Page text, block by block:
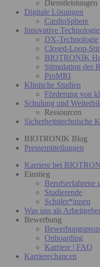
Dienstleistungen
Digitale Lösungen
CardioSphere
Innovative
DX-Technologie
Closed-Loop-
BIOTRONIK
Stimulation des
ProMRI
Klinische Studien
Förderung von
Schulung und
Ressourcen
Sicherheitstechnische
BIOTRONIK Blog
Pressemitteilungen
Karriere bei
Einstieg
Berufserfahrene
Studierende
Schüler*innen
Was uns als
Bewerbung
Onboarding
Karriere | FAQ
Karrierechancen